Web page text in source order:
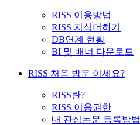
RISS 이용방법
RISS 지식더하기
DB연계 현황
BI 및 배너 다운로드
RISS 처음 방문 이세요?
RISS란?
RISS 이용권한
내 관심논문 등록방법